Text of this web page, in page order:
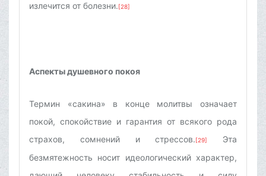
излечится от болезни.[28]
Аспекты душевного покоя
Термин «сакина» в конце молитвы означает
покой, спокойствие и гарантия от всякого рода
страхов, сомнений и стрессов.[29]
Эта
безмятежность носит идеологический характер,